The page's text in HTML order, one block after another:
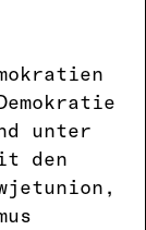
unter
den